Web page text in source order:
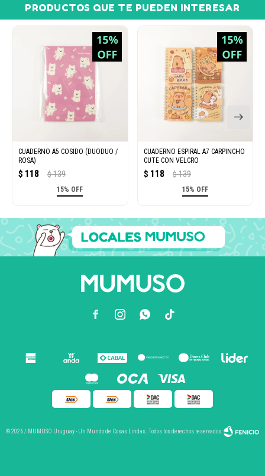
PRODUCTOS QUE TE PUEDEN INTERESAR
CUADERNO A5 COSIDO (DUODUO /
ROSA)
$ 118 $ 139
15% OFF
CUADERNO ESPIRAL A7 CARPINCHO
CUTE CON VELCRO
$ 118 $ 139
15% OFF
  
© 2026 / MUMUSO Uruguay - Un Mundo de Cosas Lindas. Todos los derechos reservados.